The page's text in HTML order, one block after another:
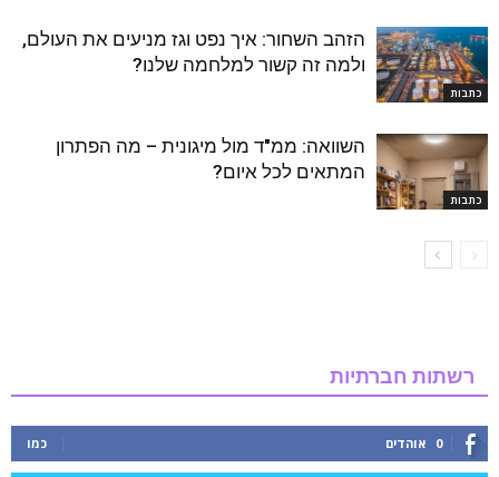
כתבות
הזהב השחור: איך נפט וגז מניעים את העולם,
ולמה זה קשור למלחמה שלנו?
כתבות
השוואה: ממ"ד מול מיגונית – מה הפתרון
המתאים לכל איום?
רשתות חברתיות
0 אוהדים כמו